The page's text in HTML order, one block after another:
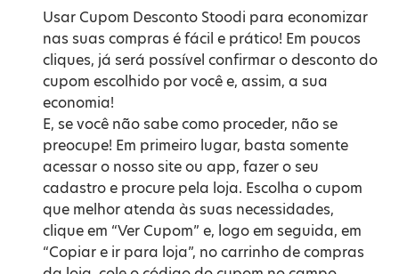
Usar Cupom Desconto Stoodi para economizar
nas suas compras é fácil e prático! Em poucos
cliques, já será possível confirmar o desconto do
cupom escolhido por você e, assim, a sua
economia!
E, se você não sabe como proceder, não se
preocupe! Em primeiro lugar, basta somente
acessar o nosso site ou app, fazer o seu
cadastro e procure pela loja. Escolha o cupom
que melhor atenda às suas necessidades,
clique em “Ver Cupom” e, logo em seguida, em
“Copiar e ir para loja”, no carrinho de compras